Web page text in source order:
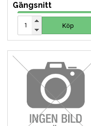
Gängsnitt
62 SEK
Köp